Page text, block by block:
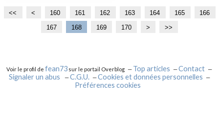
<< <
1
0
1
1
1
2
1
3
1
4
1
5
160 161 162 163 164 165
166
167
168 169 170
1
1
2
> >>
Voir le profil defean73 sur le portail Overblog Top articles
Contact
Signaler un abus
C.G.U.
Cookies et données personnelles
Préférences cookies